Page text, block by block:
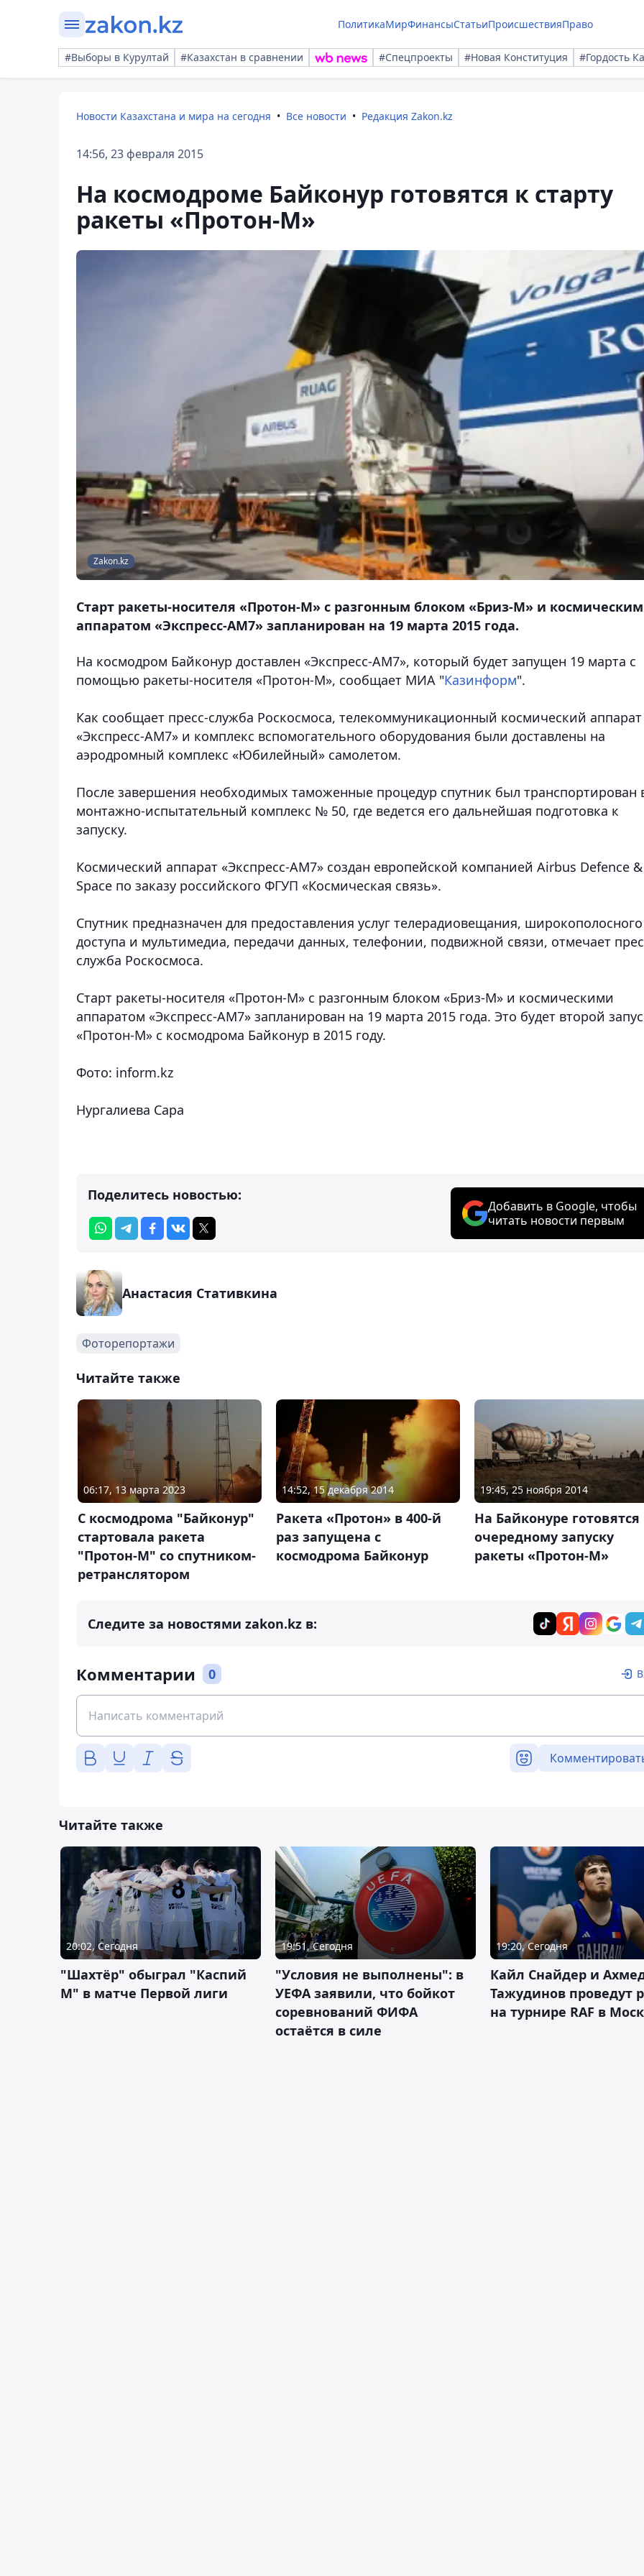
ПолитикаМирФинансыСтатьиПроисшествияПраво
#Выборы в Курултай #Казахстан в сравнении #Спецпроекты #Новая Конституция #Гордость
Новости Казахстана и мира на сегодня Все новости Редакция Zakon.kz
14:56, 23 февраля 2015
На космодроме Байконур готовятся к старту
ракеты «Протон-М»
Zakon.kz
Старт ракеты-носителя «Протон-М» с разгонным блоком «Бриз-М» и
аппаратом «Экспресс-АМ7» запланирован на 19 марта 2015 года.
На космодром Байконур доставлен «Экспресс-АМ7», который будет запущен 19 марта с
помощью ракеты-носителя «Протон-М», сообщает МИА "Казинформ".
Как сообщает пресс-служба Роскосмоса, телекоммуникационный космический аппарат
«Экспресс-АМ7» и комплекс вспомогательного оборудования были доставлены на
аэродромный комплекс «Юбилейный» самолетом.
После завершения необходимых таможенные процедур спутник был транспортирован
монтажно-испытательный комплекс № 50, где ведется его дальнейшая подготовка к
запуску.
Космический аппарат «Экспресс-АМ7» создан европейской компанией Airbus Defence &
Space по заказу российского ФГУП «Космическая связь».
Спутник предназначен для предоставления услуг телерадиовещания, широкополосного
доступа и мультимедиа, передачи данных, телефонии, подвижной связи, отмечает
служба Роскосмоса.
Старт ракеты-носителя «Протон-М» с разгонным блоком «Бриз-М» и космическими
аппаратом «Экспресс-АМ7» запланирован на 19 марта 2015 года. Это будет второй
«Протон-М» с космодрома Байконур в 2015 году.
Фото: inform.kz
Нургалиева Сара
Поделитесь новостью:
Добавить в Google, чтобы
читать новости первым
Анастасия Стативкина
Фоторепортажи
Читайте также
06:17, 13 марта 2023
C космодрома "Байконур"
стартовала ракета
"Протон-М" со спутником-
ретранслятором
14:52, 15 декабря 2014
Ракета «Протон» в 400-й
раз запущена с
космодрома Байконур
19:45, 25 ноября 2014
На Байконуре готовятся
очередному запуску
ракеты «Протон-М»
Следите за новостями zakon.kz в:
Комментарии 0
Читайте также
20:02, Сегодня
"Шахтёр" обыграл "Каспий
М" в матче Первой лиги
19:51, Сегодня
"Условия не выполнены": в
УЕФА заявили, что бойкот
соревнований ФИФА
остаётся в силе
19:20, Сегодня
Кайл Снайдер и
Тажудинов проведут
на турнире RAF в